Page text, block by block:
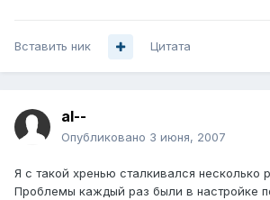
Вставить ник Цитата
al--
Опубликовано 3 июня, 2007
Я с такой хренью сталкивался несколько
Проблемы каждый раз были в настройке